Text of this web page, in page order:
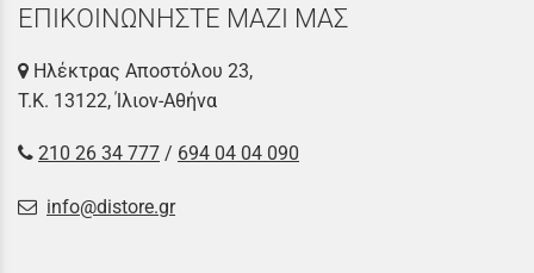
ΕΠΙΚΟΙΝΩΝΗΣΤΕ ΜΑΖΙ ΜΑΣ
Ηλέκτρας Αποστόλου 23,
Τ.Κ. 13122, Ίλιον-Αθήνα
210 26 34 777 / 694 04 04 090
info@distore.gr